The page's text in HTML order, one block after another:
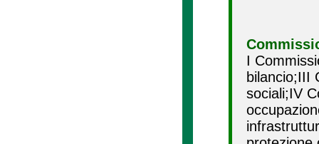
I
bilancio;III
sociali;IV